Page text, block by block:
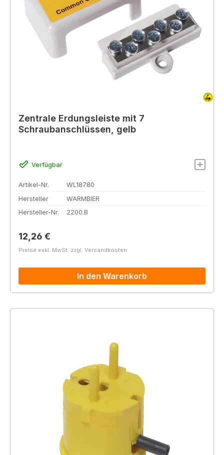
Zentrale Erdungsleiste mit 7
Schraubanschlüssen, gelb
Verfügbar
Artikel-Nr.
WL18780
Hersteller
WARMBIER
Hersteller-Nr.
2200.B
Regulärer Preis:
12,26 €
Preise exkl. MwSt. zzgl. Versandkosten
In den Warenkorb